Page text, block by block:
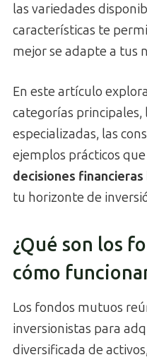
las variedades
características te
mejor se adapte a tus
En este artículo
categorías principales,
especializadas, las
ejemplos prácticos
decisiones
tu horizonte de
¿Qué son los
cómo
Los fondos mutuos
inversionistas para
diversificada de